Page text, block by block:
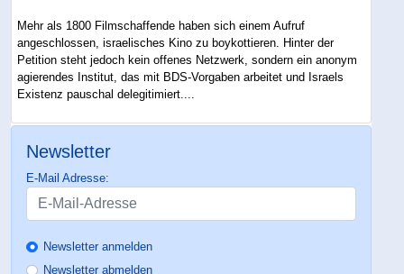
Mehr als 1800 Filmschaffende haben sich einem Aufruf
angeschlossen, israelisches Kino zu boykottieren. Hinter der
Petition steht jedoch kein offenes Netzwerk, sondern ein anonym
agierendes Institut, das mit BDS-Vorgaben arbeitet und Israels
Existenz pauschal delegitimiert....
Newsletter
E-Mail Adresse:
Newsletter anmelden
Newsletter abmelden